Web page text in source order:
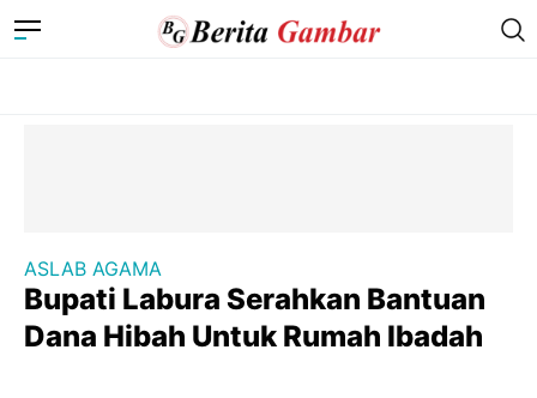
ASLAB AGAMA
Bupati Labura Serahkan Bantuan
Dana Hibah Untuk Rumah Ibadah